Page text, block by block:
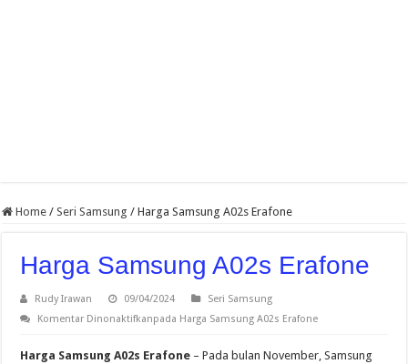
Home / Seri Samsung / Harga Samsung A02s Erafone
Harga Samsung A02s Erafone
Rudy Irawan 09/04/2024
Seri Samsung
Komentar Dinonaktifkanpada Harga Samsung A02s Erafone
Harga Samsung A02s Erafone – Pada bulan November, Samsung